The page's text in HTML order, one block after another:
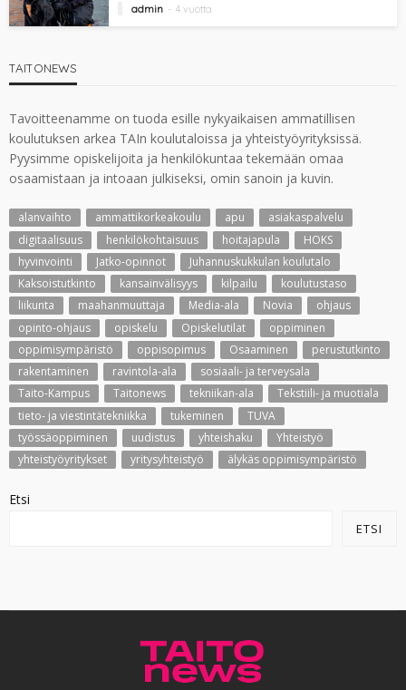
admin 4 vuotta
TAITONEWS
Tavoitteenamme on tuoda esille nykyaikaisen ammatillisen
koulutuksen arkea TAIn koulutaloissa ja yhteistyöyrityksissä.
Pyysimme opiskelijoita ja henkilökuntaa tekemään omaa
osaamistaan ja intoaan julkiseksi, omin sanoin ja kuvin.
alanvaihto ammattikorkeakoulu apu
asiakaspalvelu
digitaalisuus
henkilökohtaisuus hoitajapula
HOKS
hyvinvointi
Jatko-opinnot
Juhannuskukkulan koulutalo
Kaksoistutkinto
kansainvälisyys kilpailu
koulutustaso
liikunta
maahanmuuttaja Media-ala Novia
ohjaus
opinto-ohjaus
opiskelu Opiskelutilat
oppiminen
oppimisympäristö
oppisopimus Osaaminen
perustutkinto
rakentaminen
ravintola-ala
sosiaali- ja terveysala
Taito-Kampus
Taitonews tekniikan-ala
Tekstiili- ja muotiala
tieto- ja viestintätekniikka
tukeminen
TUVA
työssäoppiminen
uudistus yhteishaku
Yhteistyö
yhteistyöyritykset
yritysyhteistyö älykäs oppimisympäristö
Etsi
ETSI